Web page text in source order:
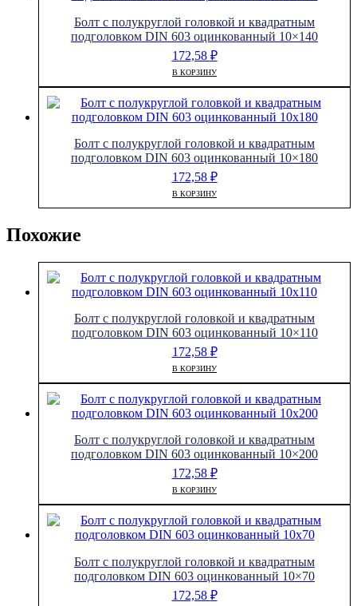
Болт с полукруглой головкой и квадратным
подголовком DIN 603 оцинкованный 10×140
172,58 ₽
В КОРЗИНУ
Болт с полукруглой головкой и квадратным
подголовком DIN 603 оцинкованный 10×180
172,58 ₽
В КОРЗИНУ
Похожие
Болт с полукруглой головкой и квадратным
подголовком DIN 603 оцинкованный 10×110
172,58 ₽
В КОРЗИНУ
Болт с полукруглой головкой и квадратным
подголовком DIN 603 оцинкованный 10×200
172,58 ₽
В КОРЗИНУ
Болт с полукруглой головкой и квадратным
подголовком DIN 603 оцинкованный 10×70
172,58 ₽